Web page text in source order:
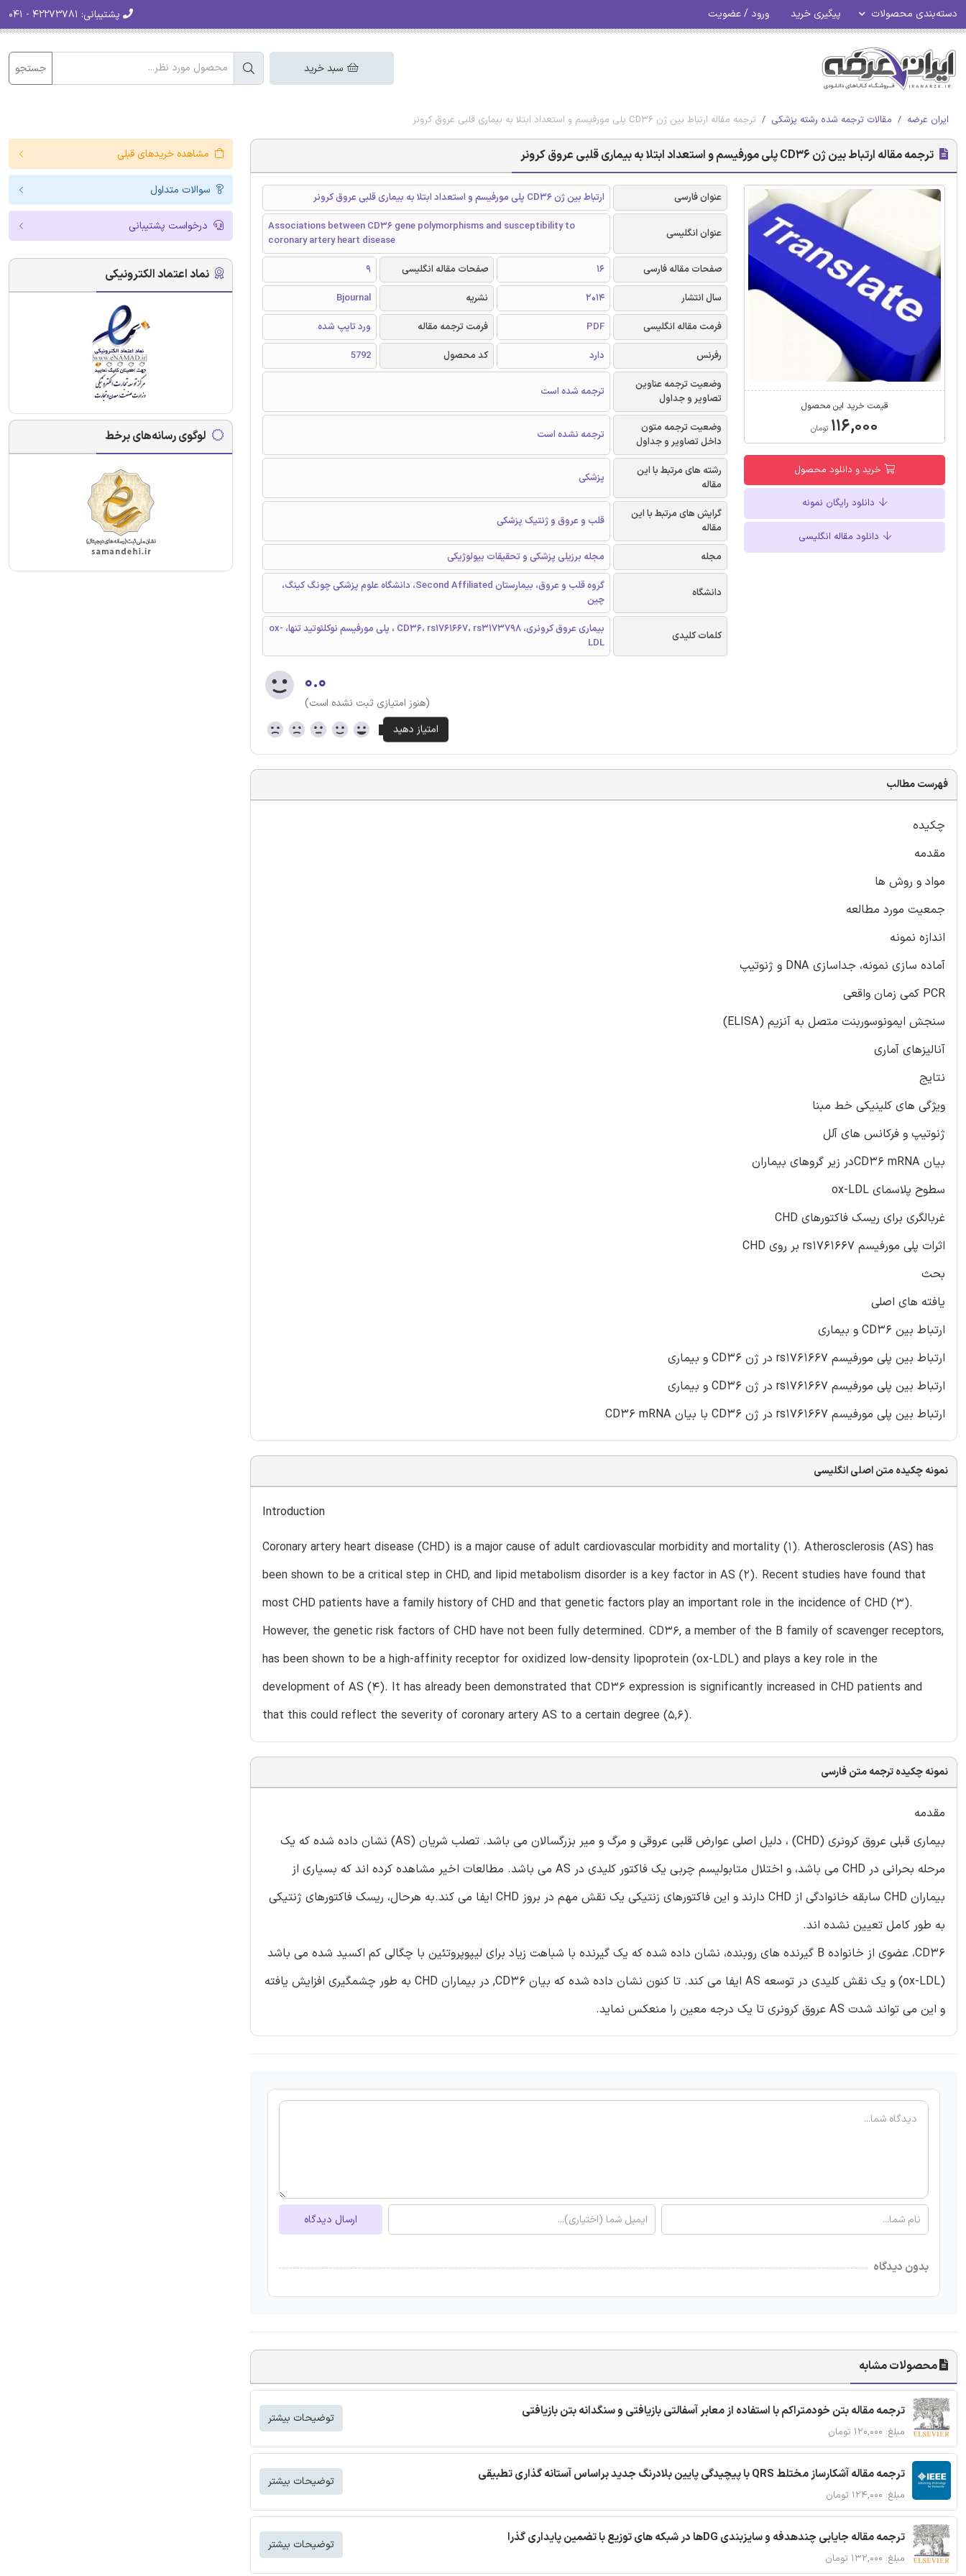
دسته‌بندی محصولات پیگیری خرید ورود / عضویت پشتیبانی:
سبد خرید جستجو
ایران عرضه مقالات ترجمه شده رشته پزشکی ترجمه مقاله ارتباط بین ژن CD36 پلی مورفیسم و استعداد ابتلا به بیماری قلبی عروق کرونر
ترجمه مقاله ارتباط بین ژن CD36 پلی مورفیسم و استعداد ابتلا به بیماری قلبی عروق کرونر
قیمت خرید این محصول
۱۱۶,۰۰۰ تومان
خرید و دانلود محصول
دانلود رایگان نمونه
دانلود مقاله انگلیسی
عنوان فارسی ارتباط بین ژن CD36 پلی مورفیسم و استعداد ابتلا به بیماری قلبی عروق کرونر
عنوان انگلیسی
Associations between CD36 gene polymorphisms and susceptibility to
coronary artery heart disease
صفحات مقاله فارسی
16 صفحات مقاله انگلیسی
9
سال انتشار
2014 نشریه
Bjournal
فرمت مقاله انگلیسی
PDF فرمت ترجمه مقاله
ورد تایپ شده
رفرنس
دارد کد محصول
5792
وضعیت ترجمه عناوین
تصاویر و جداول
ترجمه شده است
وضعیت ترجمه متون
داخل تصاویر و جداول
ترجمه نشده است
رشته های مرتبط با این
مقاله
پزشکی
گرایش های مرتبط با این
مقاله
قلب و عروق و ژنتیک پزشکی
مجله مجله برزیلی پزشکی و تحقیقات بیولوژیکی
دانشگاه
گروه قلب و عروق، بیمارستان Second Affiliated، دانشگاه علوم پزشکی چونگ کینگ،
چین
کلمات کلیدی
بیماری عروق کرونری، CD36، rs1761667، rs3173798 ، پلی مورفیسم نوکلئوتید تنها، ox-
LDL
۰.۰
(هنوز امتیازی ثبت نشده است)
فهرست مطالب
چکیده
مقدمه
مواد و روش ها
جمعیت مورد مطالعه
اندازه نمونه
آماده سازی نمونه، جداسازی DNA و ژنوتیپ
PCR کمی زمان واقعی
سنجش ایمونوسوربنت متصل به آنزیم (ELISA)
آنالیزهای آماری
نتایج
ویژگی های کلینیکی خط مبنا
ژنوتیپ و فرکانس های آلل
بیان CD36 mRNAدر زیر گروهای بیماران
سطوح پلاسمای ox-LDL
غربالگری برای ریسک فاکتورهای CHD
اثرات پلی مورفیسم rs1761667 بر روی CHD
بحث
یافته های اصلی
ارتباط بین CD36 و بیماری
ارتباط بین پلی مورفیسم rs1761667 در ژن CD36 و بیماری
ارتباط بین پلی مورفیسم rs1761667 در ژن CD36 و بیماری
ارتباط بین پلی مورفیسم rs1761667 در ژن CD36 با بیان CD36 mRNA
نمونه چکیده متن اصلی انگلیسی
Introduction
Coronary artery heart disease (CHD) is a major cause of adult cardiovascular morbidity and mortality (1). Atherosclerosis (AS) has
been shown to be a critical step in CHD, and lipid metabolism disorder is a key factor in AS (2). Recent studies have found that
most CHD patients have a family history of CHD and that genetic factors play an important role in the incidence of CHD (3).
However, the genetic risk factors of CHD have not been fully determined. CD36, a member of the B family of scavenger receptors,
has been shown to be a high-affinity receptor for oxidized low-density lipoprotein (ox-LDL) and plays a key role in the
development of AS (4). It has already been demonstrated that CD36 expression is significantly increased in CHD patients and
that this could reflect the severity of coronary artery AS to a certain degree (5,6).
نمونه چکیده ترجمه متن فارسی
مقدمه
بیماری قبلی عروق کرونری (CHD) ، دلیل اصلی عوارض قلبی عروقی و مرگ و میر بزرگسالان می باشد. تصلب شریان (AS) نشان داده شده که یک
مرحله بحرانی در CHD می باشد، و اختلال متابولیسم چربی یک فاکتور کلیدی در AS می باشد. مطالعات اخیر مشاهده کرده اند که بسیاری از
بیماران CHD سابقه خانوادگی از CHD دارند و این فاکتورهای زنتیکی یک نقش مهم در بروز CHD ایفا می کند.به هرحال، ریسک فاکتورهای ژنتیکی
به طور کامل تعیین نشده اند.
CD36، عضوی از خانواده B گیرنده های روبنده، نشان داده شده که یک گیرنده با شباهت زیاد برای لیپوپروتئین با چگالی کم اکسید شده می باشد
(ox-LDL) و یک نقش کلیدی در توسعه AS ایفا می کند. تا کنون نشان داده شده که بیان CD36, در بیماران CHD به طور چشمگیری افزایش یافته
و این می تواند شدت AS عروق کرونری تا یک درجه معین را منعکس نماید.
ارسال دیدگاه
بدون دیدگاه
محصولات مشابه
ترجمه مقاله بتن خودمتراکم با استفاده از معابر آسفالتی بازیافتی و سنگدانه بتن بازیافتی
مبلغ: ۱۲۰,۰۰۰ تومان
توضیحات بیشتر
ترجمه مقاله آشکارساز مختلط QRS با پیچیدگی پایین بلادرنگ جدید براساس آستانه گذاری تطبیقی
مبلغ: ۱۲۴,۰۰۰ تومان
توضیحات بیشتر
ترجمه مقاله جایابی چندهدفه و سایزبندی DGها در شبکه های توزیع با تضمین پایداری گذرا
مبلغ: ۱۳۲,۰۰۰ تومان
توضیحات بیشتر
مشاهده خریدهای قبلی
سوالات متداول
درخواست پشتیبانی
نماد اعتماد الکترونیکی
لوگوی رسانه‌های برخط